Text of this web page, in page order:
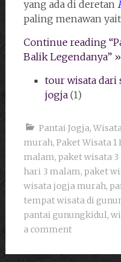
yang ada di deretan
paling menawan
Continue reading
Balik Legendanya” »
tour wisata dari
jogja(1)
Pantai Jogja,
murah, Paket Wisata 1
malam, paket wisata
hari 3 malam, paket
wisata jogja murah,
tempat wisata di
pantai gunungkidul,
a comment